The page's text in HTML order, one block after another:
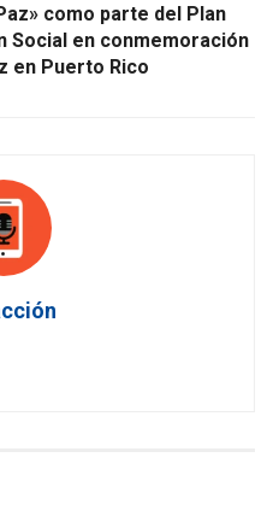
como parte del Plan
Social en conmemoración
en Puerto Rico